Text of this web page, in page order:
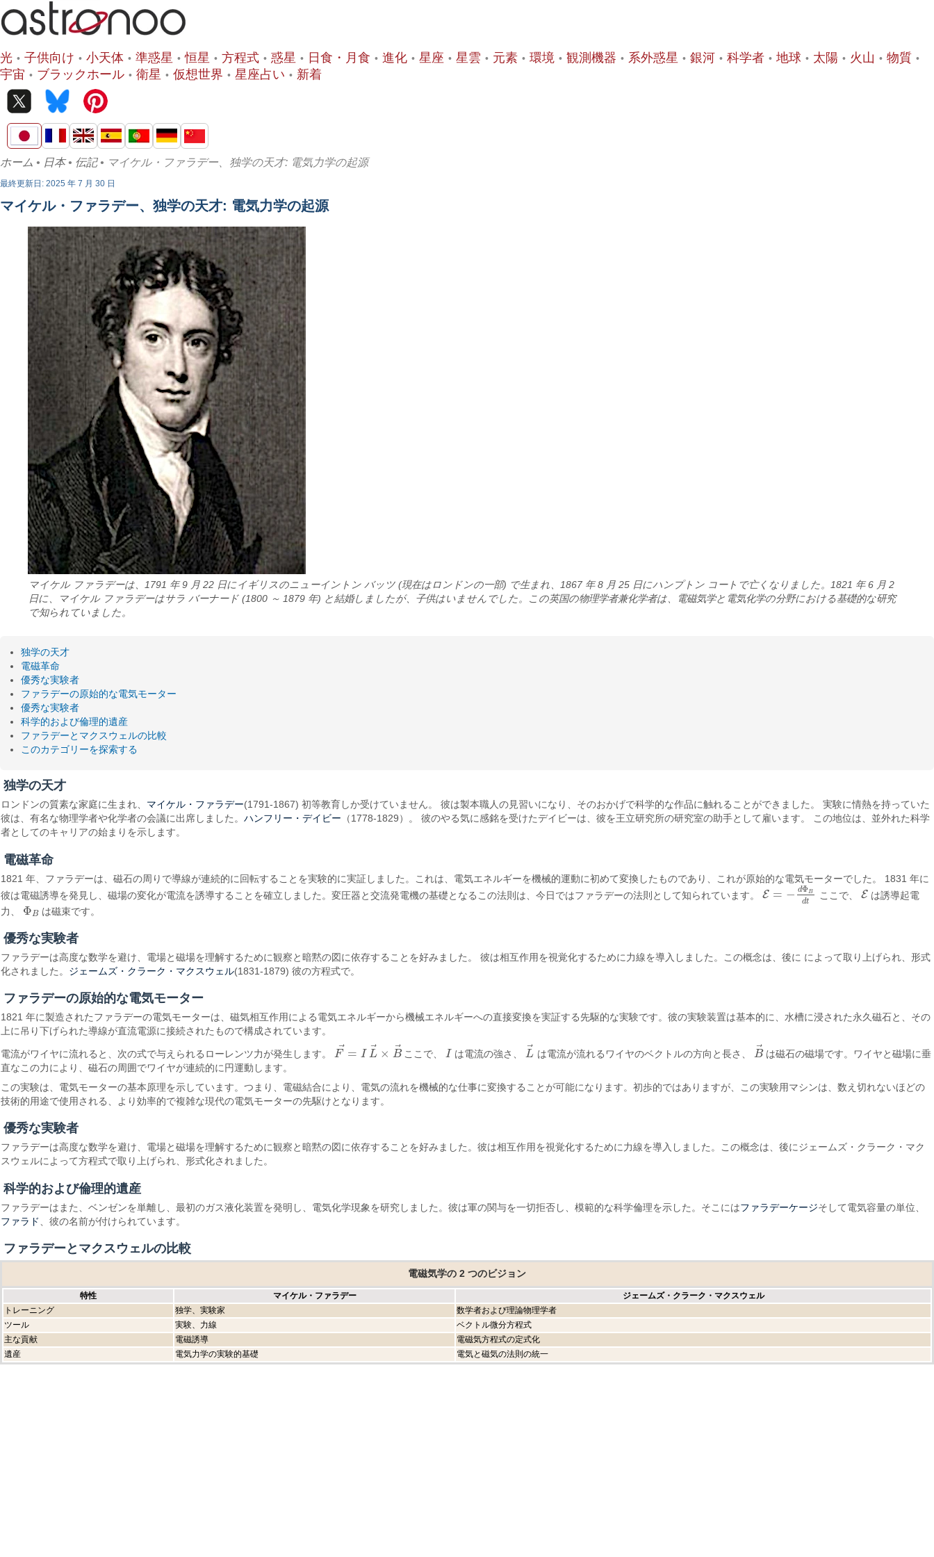
光 子供向け 小天体 準惑星 恒星 方程式 惑星 日食・月食 進化 星座 星雲 元素 環境 観測機器 系外惑星 銀河 科学者 地球 太陽 火山
物質
宇宙
ブラックホール 衛星 仮想世界 星座占い 新着
ホーム • 日本• 伝記• マイケル・ファラデー、独学の天才: 電気力学の起源
最終更新日: 2025 年 7 月 30 日
マイケル・ファラデー、独学の天才: 電気力学の起源
マイケル ファラデーは、1791 年 9 月 22 日にイギリスのニューイントン バッツ (現在はロンドンの一部) で生まれ、1867 年 8 月 25 日にハンプトン コートで亡くなりました。1821 年 6 月 2
日に、マイケル ファラデーはサラ バーナード (1800 ～ 1879 年) と結婚しましたが、子供はいませんでした。この英国の物理学者兼化学者は、電磁気学と電気化学の分野における基礎的な研究
で知られていました。
独学の天才
電磁革命
優秀な実験者
ファラデーの原始的な電気モーター
優秀な実験者
科学的および倫理的遺産
ファラデーとマクスウェルの比較
このカテゴリーを探索する
独学の天才
ロンドンの質素な家庭に生まれ、 マイケル・ファラデー(1791-1867) 初等教育しか受けていません。 彼は製本職人の見習いになり、そのおかげで科学的な作品に触れることができました。 実験に情熱を持っていた
彼は、有名な物理学者や化学者の会議に出席しました。ハンフリー・デイビー （1778-1829）。 彼のやる気に感銘を受けたデイビーは、彼を王立研究所の研究室の助手として雇います。 この地位は、並外れた科学
者としてのキャリアの始まりを示します。
電磁革命
1821 年、ファラデーは、磁石の周りで導線が連続的に回転することを実験的に実証しました。これは、電気エネルギーを機械的運動に初めて変換したものであり、これが原始的な電気モーターでした。 1831 年に
彼は電磁誘導を発見し、磁場の変化が電流を誘導することを確立しました。変圧器と交流発電機の基礎となるこの法則は、今日ではファラデーの法則として知られています。E = − dΦB
dt
E=−d ΦBdt ここで、 E
E は誘導起電
力、 ΦB
ΦB は磁束です。
優秀な実験者
ファラデーは高度な数学を避け、電場と磁場を理解するために観察と暗黙の図に依存することを好みました。 彼は相互作用を視覚化するために力線を導入しました。この概念は、後に によって取り上げられ、形式
化されました。 ジェームズ・クラーク・マクスウェル(1831-1879) 彼の方程式で。
ファラデーの原始的な電気モーター
1821 年に製造されたファラデーの電気モーターは、磁気相互作用による電気エネルギーから機械エネルギーへの直接変換を実証する先駆的な実験です。彼の実験装置は基本的に、水槽に浸された永久磁石と、その
上に吊り下げられた導線が直流電源に接続されたもので構成されています。
電流がワイヤに流れると、次の式で与えられるローレンツ力が発生します。 F⃗ = I L⃗ × B⃗
F→=I L→× B→ ここで、 I
I は電流の強さ、 L
L→は電流が流れるワイヤのベクトルの方向と長さ、 B⃗
B→
は磁石の磁場です。ワイヤと磁場に垂
直なこの力により、磁石の周囲でワイヤが連続的に円運動します。
この実験は、電気モーターの基本原理を示しています。つまり、電磁結合により、電気の流れを機械的な仕事に変換することが可能になります。初歩的ではありますが、この実験用マシンは、数え切れないほどの
技術的用途で使用される、より効率的で複雑な現代の電気モーターの先駆けとなります。
優秀な実験者
ファラデーは高度な数学を避け、電場と磁場を理解するために観察と暗黙の図に依存することを好みました。彼は相互作用を視覚化するために力線を導入しました。この概念は、後にジェームズ・クラーク・マク
スウェルによって方程式で取り上げられ、形式化されました。
科学的および倫理的遺産
ファラデーはまた、ベンゼンを単離し、最初のガス液化装置を発明し、電気化学現象を研究しました。彼は軍の関与を一切拒否し、模範的な科学倫理を示した。そこにはファラデーケージそして電気容量の単位、
ファラド 、彼の名前が付けられています。
ファラデーとマクスウェルの比較
電磁気学の 2 つのビジョン
特性 マイケル・ファラデー
ジェームズ・クラーク・マクスウェル
トレーニング
独学、実験家
数学者および理論物理学者
ツール
実験、力線
ベクトル微分方程式
主な貢献
電磁誘導
電磁気方程式の定式化
遺産
電気力学の実験的基礎 電気と磁気の法則の統一